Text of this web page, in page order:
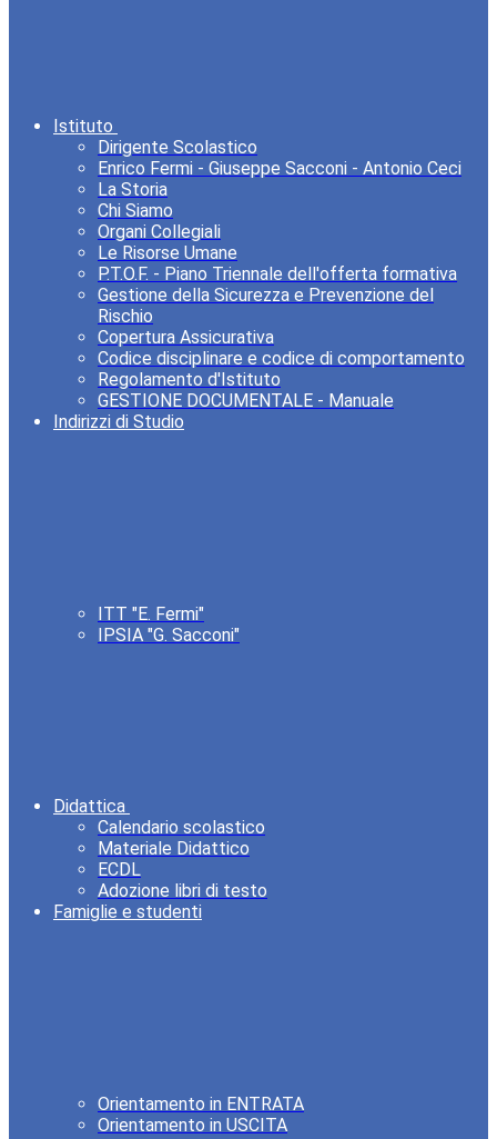
Istituto
Dirigente Scolastico
Enrico Fermi - Giuseppe Sacconi - Antonio Ceci
La Storia
Chi Siamo
Organi Collegiali
Le Risorse Umane
P.T.O.F. - Piano Triennale dell'offerta formativa
Gestione della Sicurezza e Prevenzione del
Rischio
Copertura Assicurativa
Codice disciplinare e codice di comportamento
Regolamento d'Istituto
GESTIONE DOCUMENTALE - Manuale
Indirizzi di Studio
ITT "E. Fermi"
IPSIA "G. Sacconi"
Didattica
Calendario scolastico
Materiale Didattico
ECDL
Adozione libri di testo
Famiglie e studenti
Orientamento in ENTRATA
Orientamento in USCITA